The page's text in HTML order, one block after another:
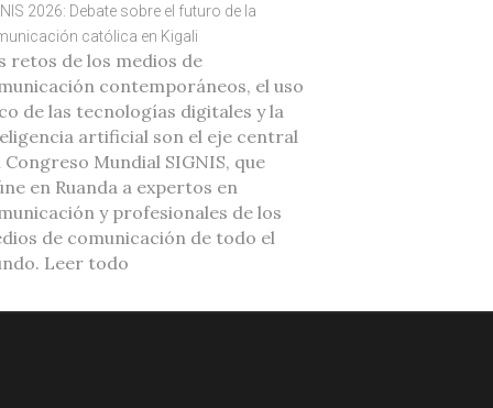
2026: Debate sobre el futuro de la
católica en Kigali
retos de los medios de
contemporáneos, el uso
de las tecnologías digitales y la
artificial son el eje central
Congreso Mundial SIGNIS, que
en Ruanda a expertos en
y profesionales de los
de comunicación de todo el
Leer todo